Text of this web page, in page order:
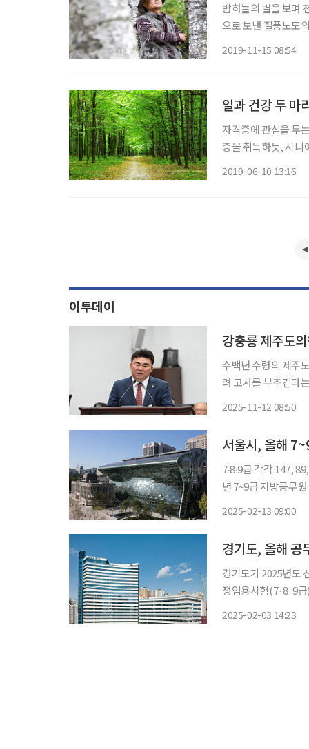
밤하늘의 별을 보며
으로 보낸 질풍노도
2019-11-15 08:54
일과 건강 두 마
자격증에 관심을 두
증을 취득하듯, 시니
2019-06-10 13:16
이투데이
강충룡 제주도
수백년 수령의 제주도 보호수
려 고사를 부추긴다는 지적이다. 강충룡 제주도의원은 11
2025-11-12 08:50
서울시, 올해
7‧8‧9급 각각 147, 89, 1605명
년 7~9급 지방공무
2025-02-13 09:00
경기도, 올해
경기도가 2025년도 신규 공무원
쟁임용시험(7·8·9
2025-02-03 14:23